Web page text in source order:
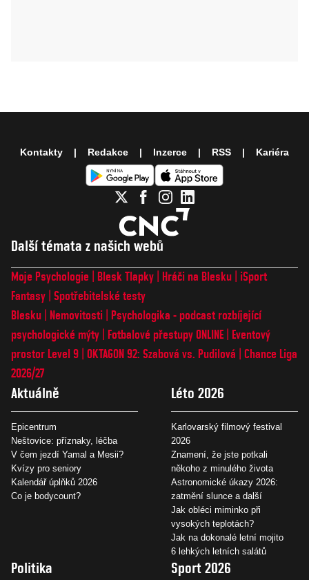
Další témata z našich webů
Moje Psychologie Blesk Tlapky Hráči na Blesku
iSport
Fantasy Spotřebitelské testy
Blesku
Nemovitosti
Psychologika - podcast rozbíjející
psychologické mýty
Fotbalové přestupy ONLINE
Eventový
prostor Level 9 OKTAGON 92: Szabová vs. Pudilová
Chance Liga
2026/27
Aktuálně
Epicentrum
Neštovice: příznaky, léčba
V čem jezdí Yamal a Mesii?
Kvízy pro seniory
Kalendář úplňků 2026
Co je bodycount?
Léto 2026
Karlovarský filmový festival
2026
Znamení, že jste potkali
někoho z minulého života
Astronomické úkazy 2026:
zatmění slunce a další
Jak obléci miminko při
vysokých teplotách?
Jak na dokonalé letní mojito
6 lehkých letních salátů
Politika Sport 2026
Kontakty Redakce Inzerce RSS Kariéra